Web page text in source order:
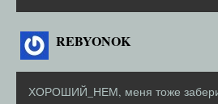
REBYONOK
ХОРОШИЙ_НЕМ, меня тоже